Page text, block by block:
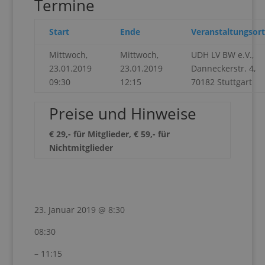
Termine
Start Ende Veranstaltungsort
Mittwoch,
23.01.2019
09:30
Mittwoch,
23.01.2019
12:15
UDH LV BW e.V.,
Danneckerstr. 4,
70182 Stuttgart
Preise und Hinweise
€ 29,- für Mitglieder, € 59,- für
Nichtmitglieder
23. Januar 2019 @ 8:30
08:30
– 11:15